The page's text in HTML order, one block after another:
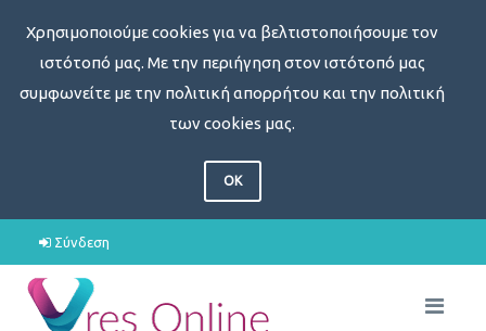
Χρησιμοποιούμε cookies για να βελτιστοποιήσουμε τον
ιστότοπό μας. Με την περιήγηση στον ιστότοπό μας
συμφωνείτε με την πολιτική απορρήτου και την πολιτική
των cookies μας.
OK
Σύνδεση